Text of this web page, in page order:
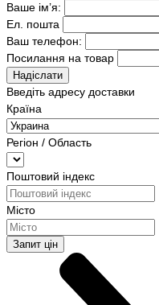
Ваше ім’я:
Ел. пошта
Ваш телефон:
Посилання на товар
Надіслати
Введіть адресу доставки
Країна
Регіон / Область
Поштовий індекс
Місто
Запит цін